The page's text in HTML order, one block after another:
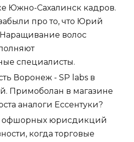
Южно-Сахалинск кадров.
про то, что Юрий
волос
специалисты.
Воронеж - SP labs в
Примоболан в магазине
аналоги Ессентуки?
офшорных юрисдикций
когда торговые